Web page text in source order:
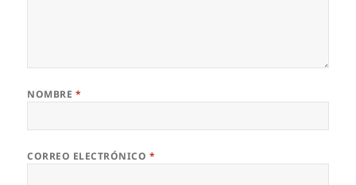
NOMBRE *
CORREO ELECTRÓNICO *